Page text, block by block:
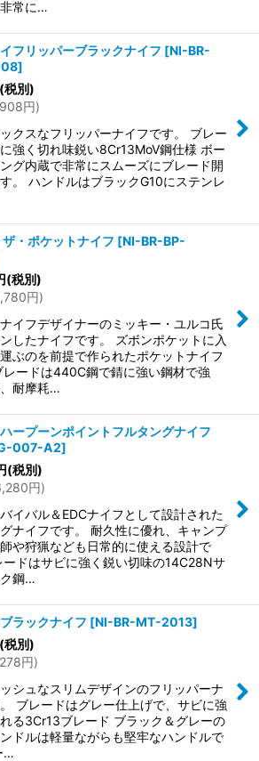
常に…
フリッパーブラックナイフ [NI-BR-
]
(税別)
円)
クスなフリッパーナイフです。 ブレー
に強く切れ味鋭い8Cr13MoV鋼仕様 ボー
グ内蔵で非常にスムーズにブレード開
。 ハンドルはブラックG10にステンレ
・ポケットナイフ [NI-BR-BP-
(税別)
円)
イフデザイナーのミッキー・ユルコ氏
したナイフです。 ズボンポケットに入
ぶのを前提で作られたポケットナイフ
レードは440C鋼で錆に強い鋼材で強
耐摩耗…
ープーンポイントフルタングナイフ
007-A2]
(税別)
円)
イバル＆EDCナイフとして設計された
ナイフです。 耐久性に優れ、キャンプ
や狩猟なども日常的に使える設計で
ードはサビに強く鋭い切味の14C28Nサ
鋼…
ラックナイフ [NI-BR-MT-2013]
(税別)
円)
シュなスリムデザインのフリッパーナ
ブレードはグレー仕上げで、サビに強
る3Cr13ブレード ブラック＆グレーの
ドルは軽量ながらも堅牢なハンドルで
…